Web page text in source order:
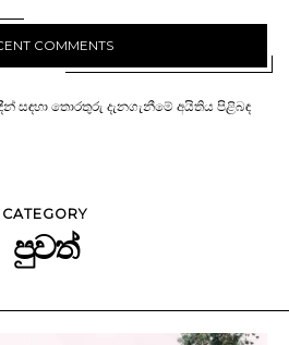
COMMENTS
සඳහා තොරතුරු දැනගැනීමේ අයිතිය පිළිබඳ
CATEGORY
පුවත්